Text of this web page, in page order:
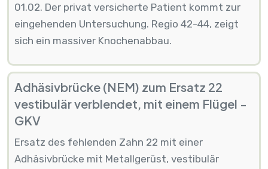
01.02. Der privat versicherte Patient kommt zur
eingehenden Untersuchung. Regio 42-44, zeigt
sich ein massiver Knochenabbau.
Adhäsivbrücke (NEM) zum Ersatz 22
vestibulär verblendet, mit einem Flügel -
GKV
Ersatz des fehlenden Zahn 22 mit einer
Adhäsivbrücke mit Metallgerüst, vestibulär